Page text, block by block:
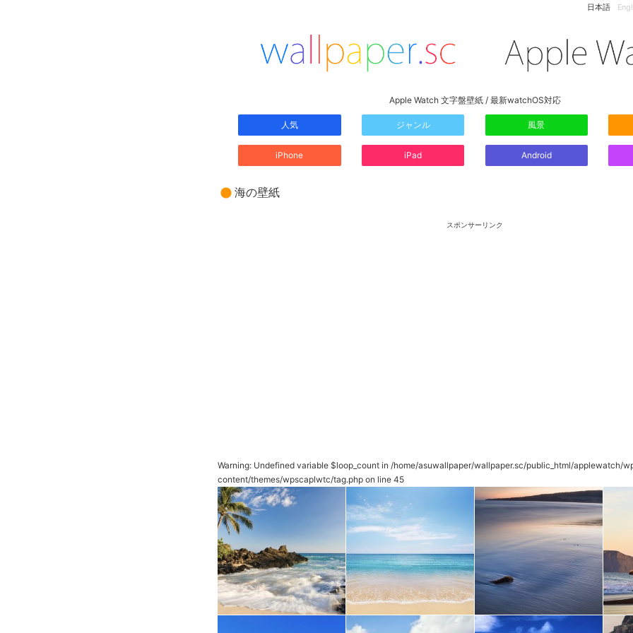
日本語
Apple Watch 文字盤壁紙 / 最新watchOS対応
人気 ジャンル 風景
iPhone iPad Android
海の壁紙
スポンサーリンク
Warning: Undefined variable $loop_count in /home/asuwallpaper/wallpaper.sc/public_html/applewatch/
content/themes/wpscaplwtc/tag.php on line 45